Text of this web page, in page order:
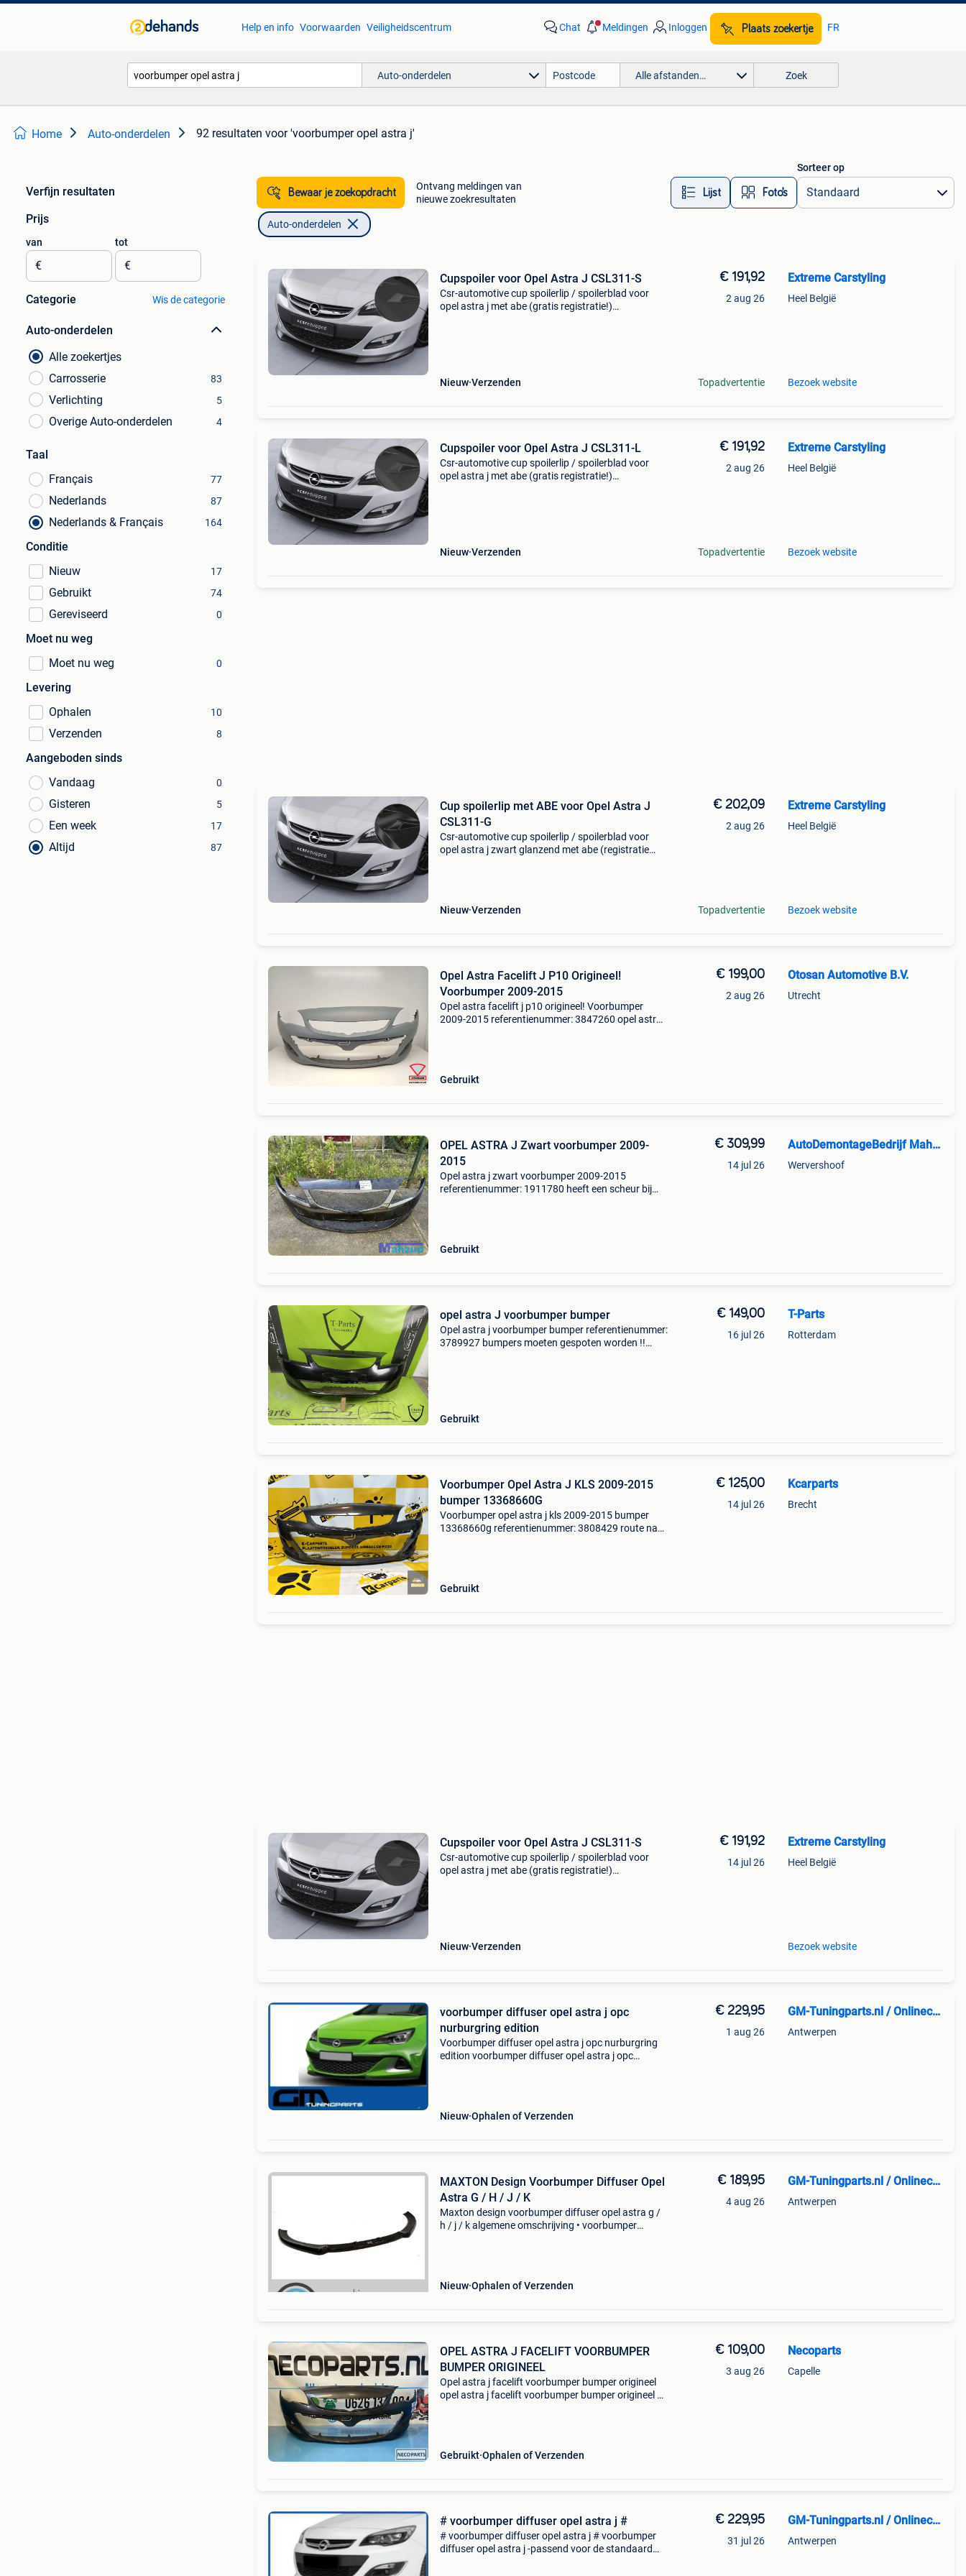
Help en info Voorwaarden Veiligheidscentrum Chat Meldingen Inloggen Plaats zoekertje FR
Auto-onderdelen Alle afstanden… Zoek
Home Auto-onderdelen 92 resultaten voor 'voorbumper opel astra j'
Verfijn resultaten
Prijs
van
€
tot
€
Categorie Wis de categorie
Auto-onderdelen
Alle zoekertjes
Carrosserie
83
Verlichting 5
Overige Auto-onderdelen 4
Taal
Français
77
Nederlands 87
Nederlands & Français 164
Conditie
Nieuw
17
Gebruikt 74
Gereviseerd 0
Moet nu weg
Moet nu weg
0
Levering
Ophalen
10
Verzenden 8
Aangeboden sinds
Vandaag
0
Gisteren 5
Een week 17
Altijd 87
Bewaar je zoekopdracht
Ontvang meldingen van
nieuwe zoekresultaten
Lijst Foto’s
Sorteer op
Auto-onderdelen
Cupspoiler voor Opel Astra J CSL311-S
Csr-automotive cup spoilerlip / spoilerblad voor
opel astra j met abe (gratis registratie!)
Nieuw Verzenden
€ 191,92
2 aug 26
Topadvertentie
Extreme Carstyling
Heel België
Bezoek website
Cupspoiler voor Opel Astra J CSL311-L
Csr-automotive cup spoilerlip / spoilerblad voor
opel astra j met abe (gratis registratie!)
Nieuw Verzenden
€ 191,92
2 aug 26
Topadvertentie
Extreme Carstyling
Heel België
Bezoek website
Cup spoilerlip met ABE voor Opel Astra J
CSL311-G
Csr-automotive cup spoilerlip / spoilerblad voor
opel astra j zwart glanzend met abe (registratie
Nieuw Verzenden
€ 202,09
2 aug 26
Topadvertentie
Extreme Carstyling
Heel België
Bezoek website
Opel Astra Facelift J P10 Origineel!
Voorbumper 2009-2015
Opel astra facelift j p10 origineel! Voorbumper
2009-2015 referentienummer: 3847260 opel astra
Gebruikt
€ 199,00
2 aug 26
Otosan Automotive B.V.
Utrecht
OPEL ASTRA J Zwart voorbumper 2009-
2015
Opel astra j zwart voorbumper 2009-2015
referentienummer: 1911780 heeft een scheur bij
Gebruikt
€ 309,99
14 jul 26
AutoDemontageBedrijf Mahzud
Wervershoof
opel astra J voorbumper bumper
Opel astra j voorbumper bumper referentienummer:
3789927 bumpers moeten gespoten worden !!
Gebruikt
€ 149,00
16 jul 26
T-Parts
Rotterdam
Voorbumper Opel Astra J KLS 2009-2015
bumper 13368660G
Voorbumper opel astra j kls 2009-2015 bumper
13368660g referentienummer: 3808429 route naar
Gebruikt
€ 125,00
14 jul 26
Kcarparts
Brecht
Cupspoiler voor Opel Astra J CSL311-S
Csr-automotive cup spoilerlip / spoilerblad voor
opel astra j met abe (gratis registratie!)
Nieuw Verzenden
€ 191,92
14 jul 26
Extreme Carstyling
Heel België
Bezoek website
voorbumper diffuser opel astra j opc
nurburgring edition
Voorbumper diffuser opel astra j opc nurburgring
edition voorbumper diffuser opel astra j opc
Nieuw Ophalen of Verzenden
€ 229,95
1 aug 26
GM-Tuningparts.nl / Onlinecarstyling.nl
Antwerpen
MAXTON Design Voorbumper Diffuser Opel
Astra G / H / J / K
Maxton design voorbumper diffuser opel astra g /
h / j / k algemene omschrijving • voorbumper
Nieuw Ophalen of Verzenden
€ 189,95
4 aug 26
GM-Tuningparts.nl / Onlinecarstyling.nl
Antwerpen
OPEL ASTRA J FACELIFT VOORBUMPER
BUMPER ORIGINEEL
Opel astra j facelift voorbumper bumper origineel
opel astra j facelift voorbumper bumper origineel
Gebruikt Ophalen of Verzenden
€ 109,00
3 aug 26
Necoparts
Capelle
# voorbumper diffuser opel astra j #
# voorbumper diffuser opel astra j # voorbumper
diffuser opel astra j -passend voor de standaard
€ 229,95
31 jul 26
GM-Tuningparts.nl / Onlinecarstyling.nl
Antwerpen